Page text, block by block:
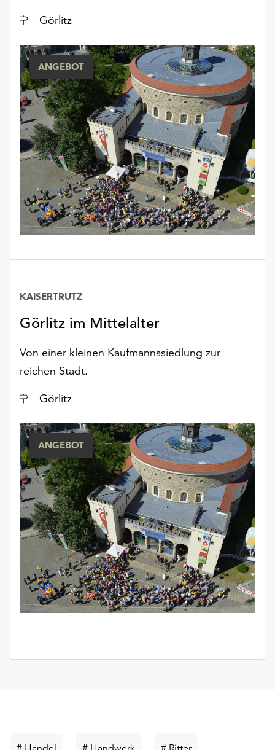
erreichen
die
Einstellungen
über
die
Schaltfläche
„Auswählen“.
Weitere
Informationen
finden
Sie
unserer
Datenschutzerklärung
oder
Ort
Görlitz
ANGEBOT
Görlitz im Mittelalter
KAISERTRUTZ
Von einer kleinen Kaufmannssiedlung zur
reichen Stadt.
Ort
Görlitz
ANGEBOT
Schlüsselwort SchlüsselwortSchlüsselwort